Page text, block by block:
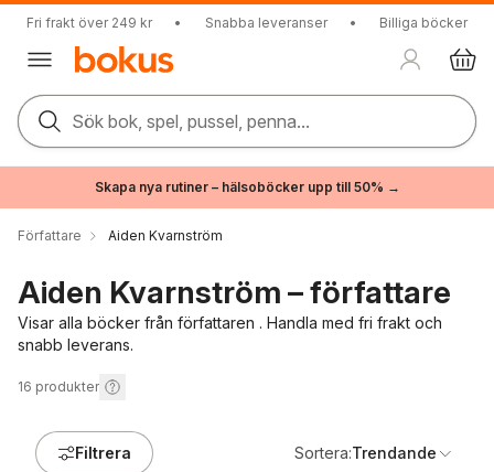
Fri frakt över 249 kr • Snabba leveranser • Billiga böcker
Sök bok, spel, pussel, penna...
Skapa nya rutiner – hälsoböcker upp till 50% →
Författare Aiden Kvarnström
Aiden Kvarnström – författare
Visar alla böcker från författaren . Handla med fri frakt och
snabb leverans.
16 produkter
Filtrera Sortera:Trendande